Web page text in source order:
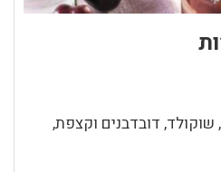
דובדבנים וקצפת,